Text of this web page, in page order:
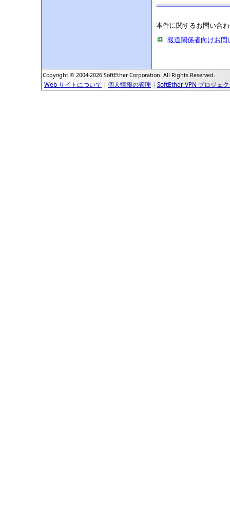
本件に関するお問い合
報道関係者向けお問
Copyright © 2004-2026 SoftEther Corporation. All Rights Reserved.
Web サイトについて | 個人情報の管理 | SoftEther VPN プロジェ